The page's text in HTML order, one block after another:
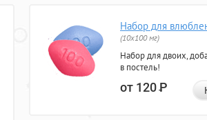
Набор для
(10х100 мг)
Набор для двоих,
в постель!
от 120Р